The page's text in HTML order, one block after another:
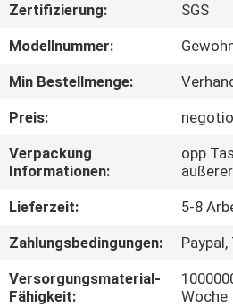
TRETEN
SIE
MIT
UNS
IN
VERBINDUNG
Zertifizierung:
SGS
Modellnummer:
Min Bestellmenge:
Preis:
Verpackung
Informationen:
opp
Lieferzeit:
5-8
Zahlungsbedingungen:
Versorgungsmaterial-
Fähigkeit:
Woche